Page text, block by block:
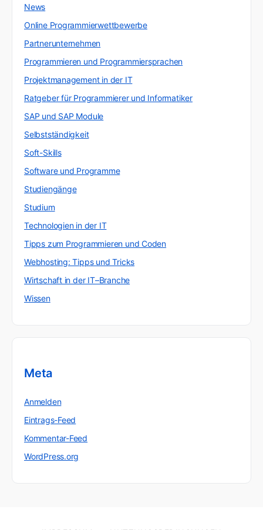
News
Online Programmierwettbewerbe
Partnerunternehmen
Programmieren und Programmiersprachen
Projektmanagement in der IT
Ratgeber für Programmierer und Informatiker
SAP und SAP Module
Selbstständigkeit
Soft-Skills
Software und Programme
Studiengänge
Studium
Technologien in der IT
Tipps zum Programmieren und Coden
Webhosting: Tipps und Tricks
Wirtschaft in der IT–Branche
Wissen
Meta
Anmelden
Eintrags-Feed
Kommentar-Feed
WordPress.org